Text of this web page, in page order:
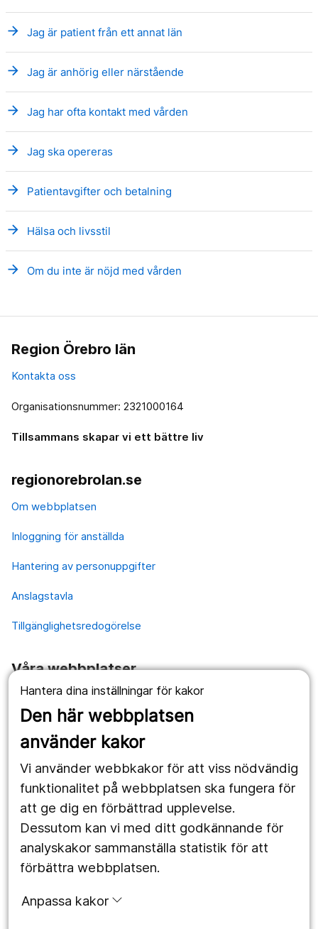
Hantera dina inställningar för kakor
Den här webbplatsen
använder kakor
Vi använder webbkakor för att viss nödvändig
funktionalitet på webbplatsen ska fungera för
att ge dig en förbättrad upplevelse.
Dessutom kan vi med ditt godkännande för
analyskakor sammanställa statistik för att
förbättra webbplatsen.
Anpassa kakor
arrow_forward Jag är patient från ett annat län
arrow_forward Jag är anhörig eller närstående
arrow_forward Jag har ofta kontakt med vården
arrow_forward Jag ska opereras
arrow_forward Patientavgifter och betalning
arrow_forward Hälsa och livsstil
arrow_forward Om du inte är nöjd med vården
Region Örebro län
Kontakta oss
Organisationsnummer: 2321000164
Tillsammans skapar vi ett bättre liv
regionorebrolan.se
Om webbplatsen
Inloggning för anställda
Hantering av personuppgifter
Anslagstavla
Tillgänglighetsredogörelse
Våra webbplatser
1177.se
Länstrafiken
Utveckling
Följ oss
Facebook